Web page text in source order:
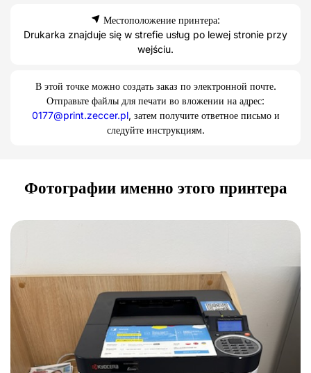
Местоположение принтера:
Drukarka znajduje się w strefie usług po lewej stronie przy
wejściu.
В этой точке можно создать заказ по электронной почте.
Отправьте файлы для печати во вложении на адрес:
0177@print.zeccer.pl, затем получите ответное письмо и
следуйте инструкциям.
Фотографии именно этого принтера